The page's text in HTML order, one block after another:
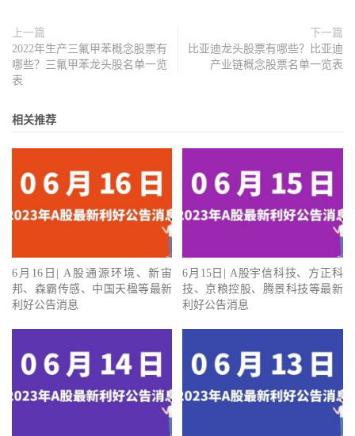
上一篇
2022年生产三氟甲苯概念股票有
哪些？三氟甲苯龙头股名单一览
表
下一篇
比亚迪龙头股票有哪些？比亚迪
产业链概念股票名单一览表
相关推荐
6月16日| A股通源环境、新宙
邦、森霸传感、中国天楹等最新
利好公告消息
6月15日| A股宇信科技、方正科
技、京粮控股、腾景科技等最新
利好公告消息